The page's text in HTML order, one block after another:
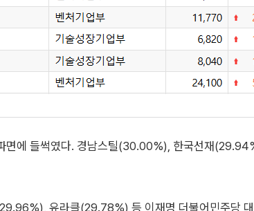
면에 들썩였다. 경남스틸(30.00%), 한국선재
유라클(29.78%) 등 이재명 더불어민주당